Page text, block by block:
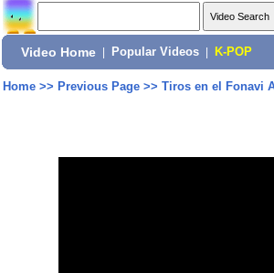
Video Home Popular Videos K-POP
Home>> Previous Page>> Tiros en el Fonavi